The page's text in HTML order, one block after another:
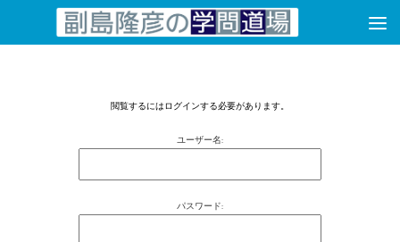
コンテンツへスキップ
閲覧するにはログインする必要があります。
ユーザー名:
パスワード: